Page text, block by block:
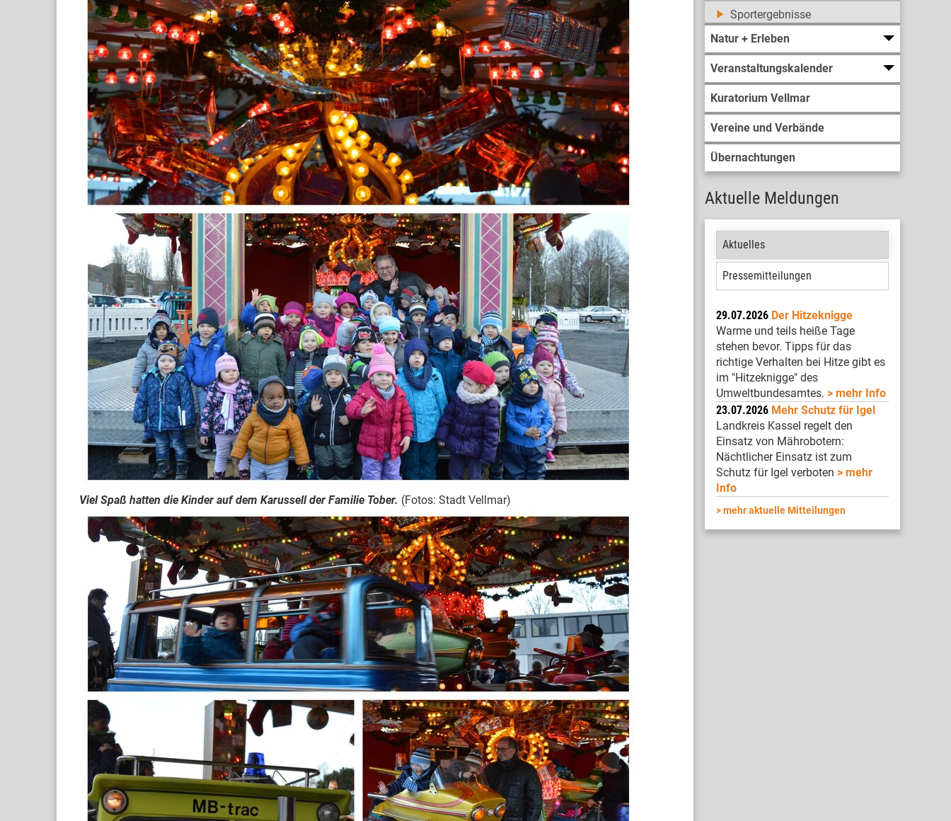
Sportergebnisse
Natur + Erleben
Veranstaltungskalender
Kuratorium Vellmar
Vereine und Verbände
Übernachtungen
Aktuelle Meldungen
Aktuelles
Pressemitteilungen
29.07.2026 Der Hitzeknigge
Warme und teils heiße Tage
stehen bevor. Tipps für das
richtige Verhalten bei Hitze gibt es
im "Hitzeknigge" des
Umweltbundesamtes.
mehr Info
23.07.2026 Mehr Schutz für Igel
Landkreis Kassel regelt den
Einsatz von Mährobotern:
Nächtlicher Einsatz ist zum
Schutz für Igel verboten
mehr
Info
mehr aktuelle Mitteilungen
Viel Spaß hatten die Kinder auf dem Karussell der Familie Tober. (Fotos: Stadt Vellmar)